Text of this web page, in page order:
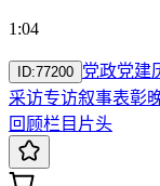
1:04
ID:77200 党政党建
采访专访叙事表彰
回顾栏目 片头